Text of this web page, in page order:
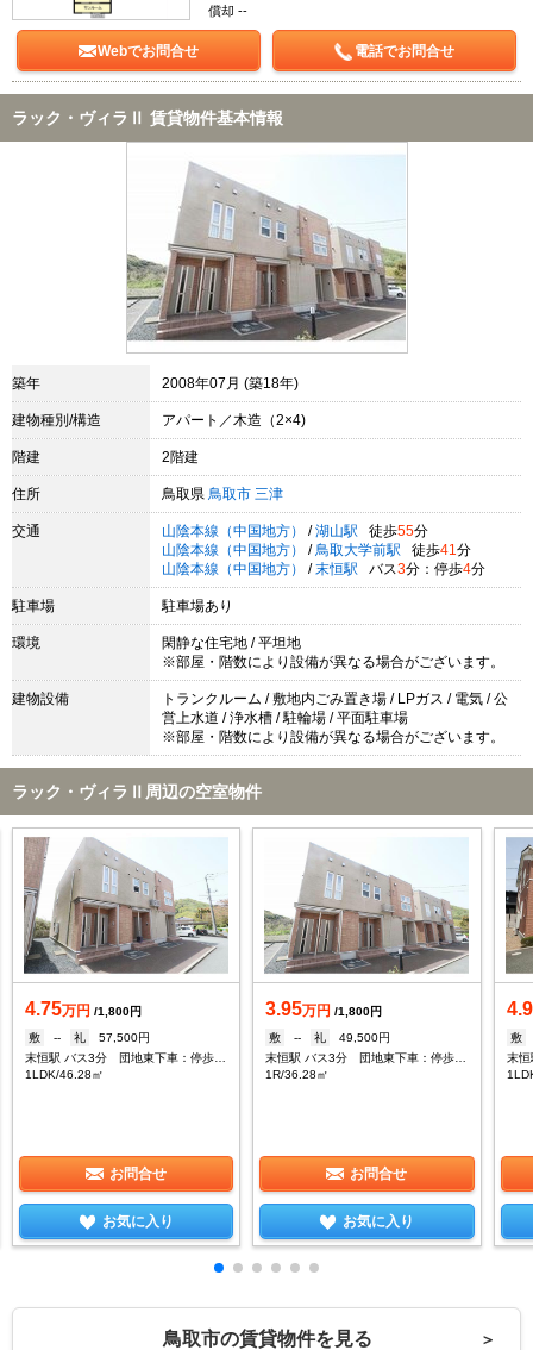
償却 --
Webでお問合せ 電話でお問合せ
ラック・ヴィラⅡ 賃貸物件基本情報
築年 2008年07月 (築18年)
建物種別/構造 アパート／木造（2×4)
階建 2階建
住所 鳥取県 鳥取市 三津
交通 山陰本線（中国地方） / 湖山駅 徒歩55分
山陰本線（中国地方）
/ 鳥取大学前駅 徒歩41 分
山陰本線（中国地方）
/ 末恒駅 バス3分：停歩4分
駐車場 駐車場あり
環境
閑静な住宅地 / 平坦地
※部屋・階数により設備が異なる場合がございます。
建物設備
トランクルーム / 敷地内ごみ置き場 / LPガス / 電気 / 公
営上水道 / 浄水槽 / 駐輪場 / 平面駐車場
※部屋・階数により設備が異なる場合がございます。
ラック・ヴィラⅡ周辺の空室物件
4.75万円 /1,800円
敷
-- 礼
57,500円
末恒駅 バス3分 団地東下車：停歩4分
1LDK/46.28㎡
お問合せ
お気に入り
3.95万円 /1,800円
敷
-- 礼
49,500円
1R/36.28㎡
お問合せ
お気に入り
4.9
敷
鳥取市の賃貸物件を見る ＞